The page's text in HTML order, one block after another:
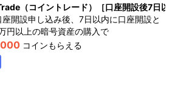
（コイントレード）［口座開設後7日以
座開設申し込み後、7日以内に口座開設と
円以上の暗号資産の購入 で
コインもらえる